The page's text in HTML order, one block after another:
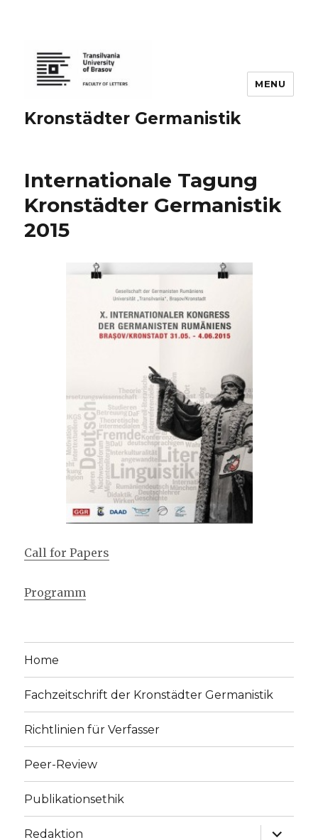
Kronstädter Germanistik
MENU
Internationale Tagung
Kronstädter Germanistik
2015
Call for Papers
Programm
Home
Fachzeitschrift der Kronstädter Germanistik
Richtlinien für Verfasser
Peer-Review
Publikationsethik
Redaktion
expand